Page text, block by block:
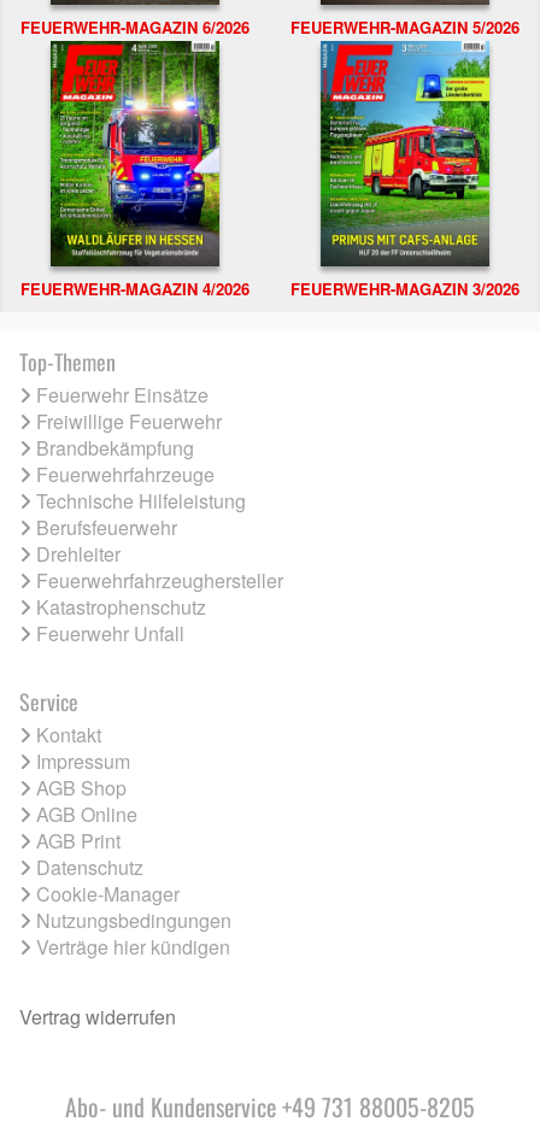
FEUERWEHR-MAGAZIN 6/2026 FEUERWEHR-MAGAZIN 5/2026
FEUERWEHR-MAGAZIN 4/2026 FEUERWEHR-MAGAZIN 3/2026
Top-Themen
Feuerwehr Einsätze
Freiwillige Feuerwehr
Brandbekämpfung
Feuerwehrfahrzeuge
Technische Hilfeleistung
Berufsfeuerwehr
Drehleiter
Feuerwehrfahrzeughersteller
Katastrophenschutz
Feuerwehr Unfall
Service
Kontakt
Impressum
AGB Shop
AGB Online
AGB Print
Datenschutz
Cookie-Manager
Nutzungsbedingungen
Verträge hier kündigen
Vertrag widerrufen
Abo- und Kundenservice +49 731 88005-8205